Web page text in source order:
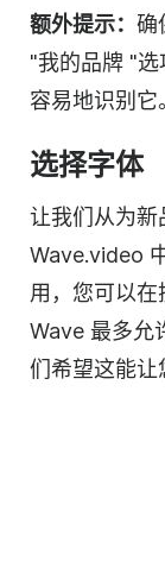
额外提示： 确
"我的品牌 "
容易地识别它
选择字体
让我们从为新
Wave.video
用，您可以在
Wave 最多允
们希望这能让